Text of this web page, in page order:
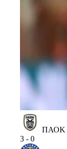
ΠΑΟΚ
3 - 0